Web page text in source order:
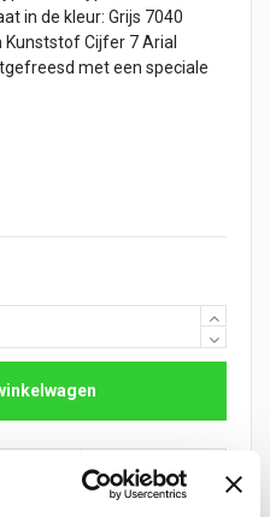
in de kleur: Grijs 7040
Kunststof Cijfer 7 Arial
met een speciale
Je bespaart